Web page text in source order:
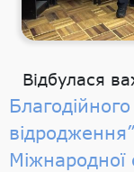
Відбулася
Міжнародної